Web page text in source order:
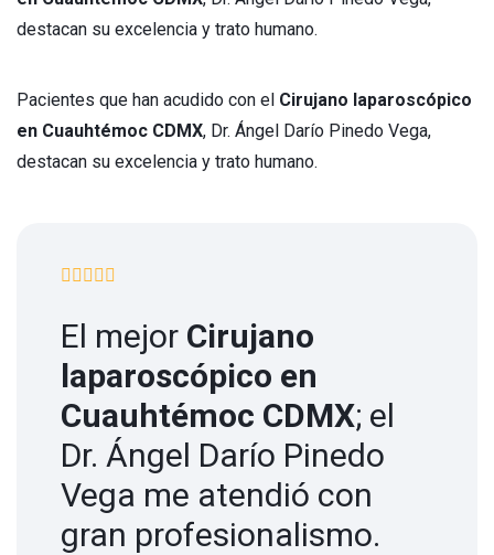
destacan su excelencia y trato humano.
Pacientes que han acudido con el Cirujano laparoscópico
en Cuauhtémoc CDMX, Dr. Ángel Darío Pinedo Vega,
destacan su excelencia y trato humano.
El mejor Cirujano
laparoscópico en
Cuauhtémoc CDMX; el
Dr. Ángel Darío Pinedo
Vega me atendió con
gran profesionalismo.